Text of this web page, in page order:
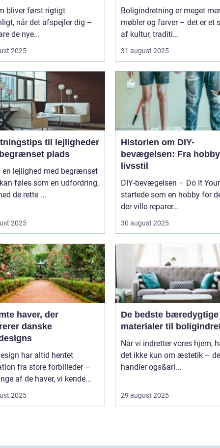
bliver først rigtigt
når det afspejler dig –
de nye...
2025
Boligindretning er meget
møbler og farver – det er et
af kultur, traditi...
31 august 2025
til lejligheder
plads
en lejlighed med begrænset
føles som en udfordring,
de rette ...
2025
Historien om DIY-
bevægelsen: Fra
livsstil
DIY-bevægelsen – Do It
startede som en hobby for
der ville reparer...
30 august 2025
haver, der
danske
har altid hentet
fra store forbilleder –
af de haver, vi kende...
2025
De bedste bæredygtige
materialer til
Når vi indretter vores hjem,
det ikke kun om æstetik –
handler ogs&ari...
29 august 2025